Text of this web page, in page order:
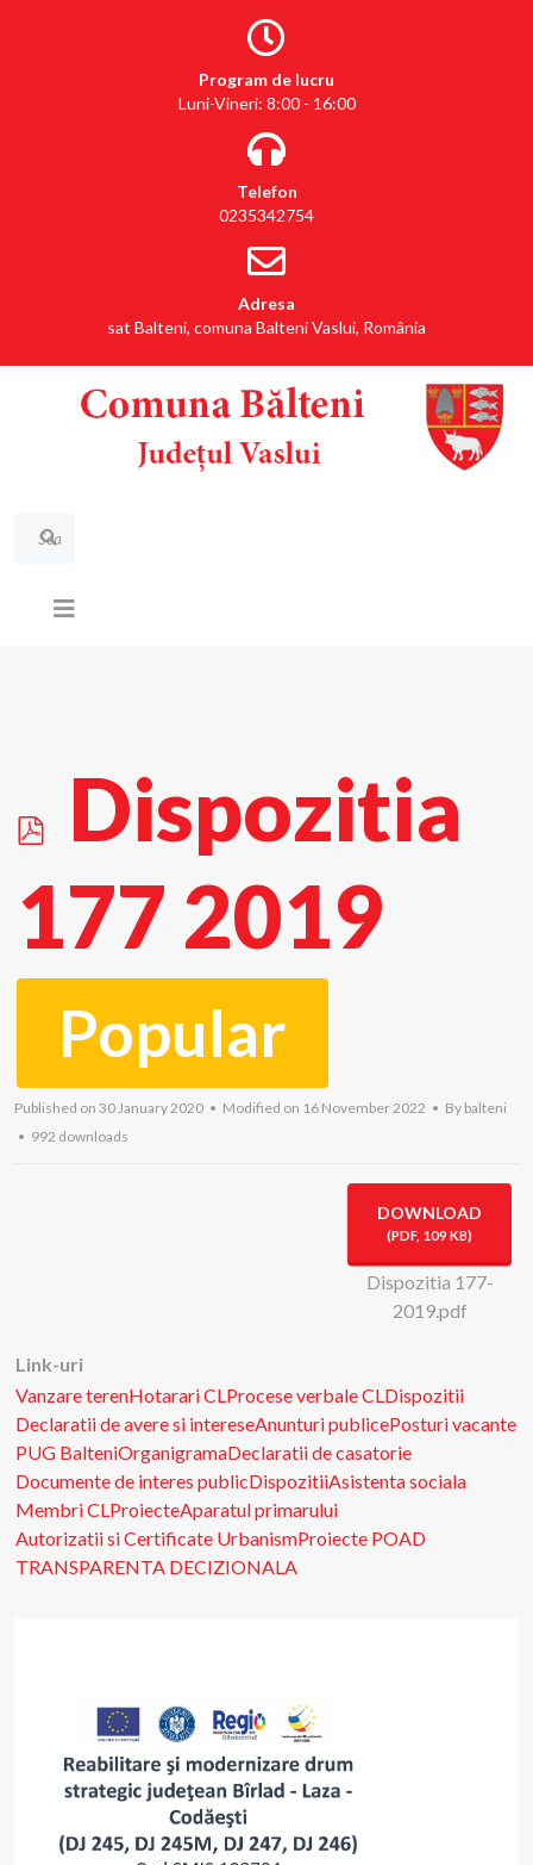
Program de lucru
Luni-Vineri: 8:00 - 16:00
Telefon
0235342754
Adresa
sat Balteni, comuna Balteni Vaslui, România
p
d
f
Dispozitia
177 2019
Popular
Published on 30 January 2020 Modified on 16 November 2022 By balteni
992 downloads
DOWNLOAD
(PDF, 109 KB)
Dispozitia 177-
2019.pdf
Link-uri
Vanzare terenHotarari CLProcese verbale CLDispozitii
Declaratii de avere si intereseAnunturi publicePosturi vacante
PUG BalteniOrganigramaDeclaratii de casatorie
Documente de interes publicDispozitiiAsistenta sociala
Membri CLProiecteAparatul primarului
Autorizatii si Certificate UrbanismProiecte POAD
TRANSPARENTA DECIZIONALA